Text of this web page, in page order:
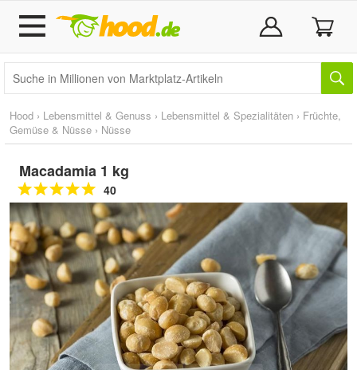
Hood › Lebensmittel & Genuss › Lebensmittel & Spezialitäten › Früchte,
Gemüse & Nüsse › Nüsse
Macadamia 1 kg
40